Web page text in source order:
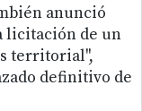
anunció
licitación de un
territorial",
definitivo de